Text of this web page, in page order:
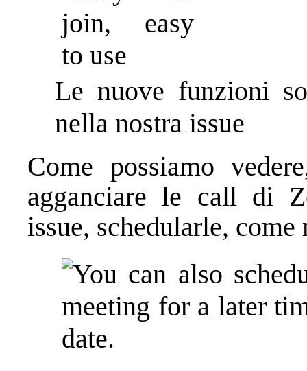
Le nuove funzioni
nella nostra issue
Come possiamo
agganciare le call di
issue, schedularle,